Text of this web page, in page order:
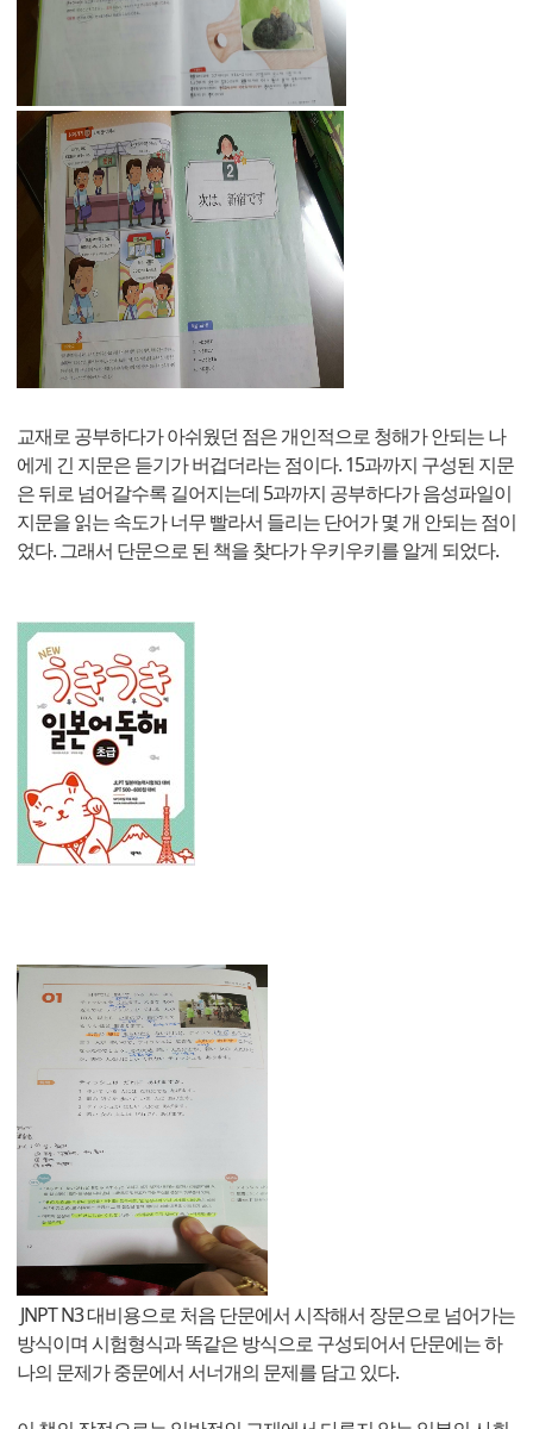
교재로 공부하다가 아쉬웠던 점은 개인적으로 청해가 안되는 나
에게 긴 지문은 듣기가 버겁더라는 점이다. 15과까지 구성된 지문
은 뒤로 넘어갈수록 길어지는데 5과까지 공부하다가 음성파일이
지문을 읽는 속도가 너무 빨라서 들리는 단어가 몇 개 안되는 점이
었다. 그래서 단문으로 된 책을 찾다가 우키우키를 알게 되었다.
JNPT N3 대비용으로 처음 단문에서 시작해서 장문으로 넘어가는
방식이며 시험형식과 똑같은 방식으로 구성되어서 단문에는 하
나의 문제가 중문에서 서너개의 문제를 담고 있다.